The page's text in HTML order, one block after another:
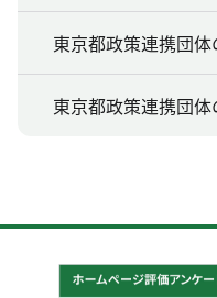
東京都政策連携団
東京都政策連携団